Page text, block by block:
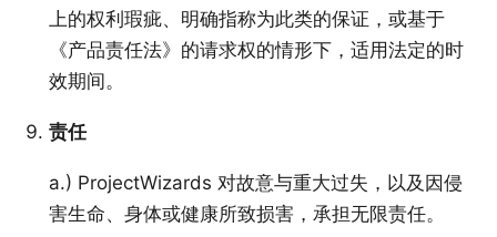
上的权利瑕疵、明确指称为此类的保证，或基于
《产品责任法》的请求权的情形下，适用法定的时
效期间。
责任
a.) ProjectWizards 对故意与重大过失，以及因侵
害生命、身体或健康所致损害，承担无限责任。